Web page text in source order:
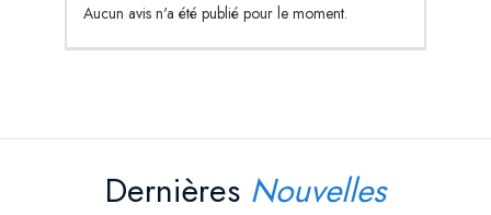
Aucun avis n'a été publié pour le moment.
Dernières Nouvelles